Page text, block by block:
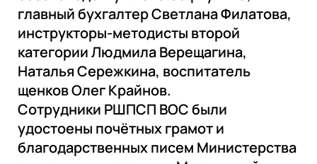
главный бухгалтер Светлана Филатова,
инструкторы-методисты второй
категории Людмила Верещагина,
Наталья Сережкина, воспитатель
щенков Олег Крайнов.
Сотрудники РШПСП ВОС были
удостоены почётных грамот и
благодарственных писем Министерства